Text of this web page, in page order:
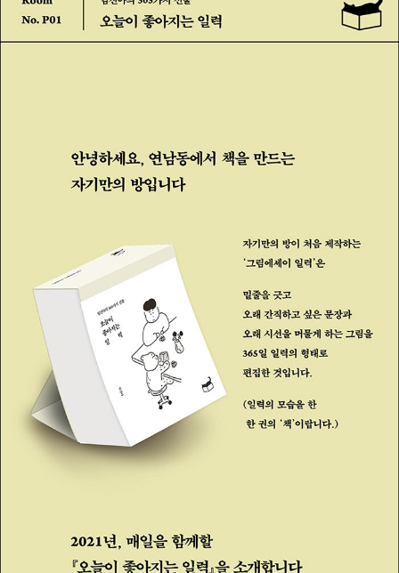
은 말』『읽는 생활』『오늘의 단어』 등을 쓰고 그렸다. @imjina_paper